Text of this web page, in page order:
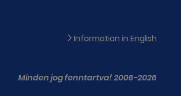
Information in English
Minden jog fenntartva! 2006-2026